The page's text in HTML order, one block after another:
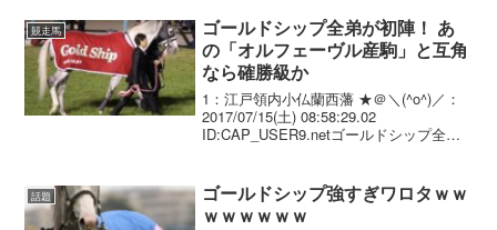
競走馬
ゴールドシップ全弟が初陣！ あ
の「オルフェーヴル産駒」と互角
なら確勝級か
1：江戸領内小仏蘭西藩 ★＠＼(^o^)／：
2017/07/15(土) 08:58:29.02
ID:CAP_USER9.netゴールドシップ全弟
を連覇するな...
話題
ゴールドシップ強すぎワロタｗｗ
ｗｗｗｗｗｗ